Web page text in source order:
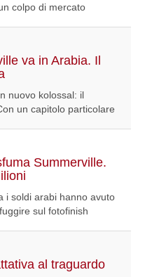
colpo di mercato
va in Arabia. Il
nuovo kolossal: il
un capitolo particolare
Summerville.
i soldi arabi hanno avuto
sul fotofinish
al traguardo